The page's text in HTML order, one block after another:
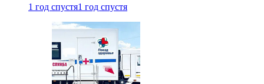
1 год спустя1 год спустя